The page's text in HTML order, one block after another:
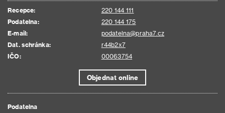
Recepce:
220 144 111
Podatelna:
220 144 175
E-mail:
podatelna@praha7.cz
Dat. schránka:
r44b2x7
IČO:
00063754
Objednat online
Podatelna